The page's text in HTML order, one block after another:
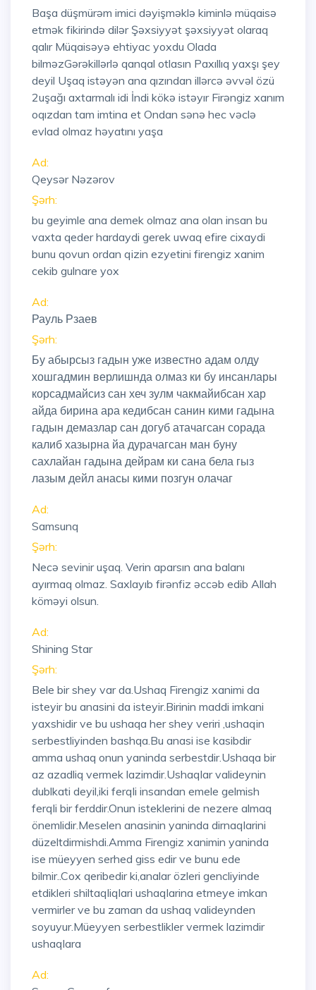
Başa düşmürəm imici dəyişməklə kiminlə müqaisə
etmək fikirində dilər Şəxsiyyət şəxsiyyət olaraq
qalır Müqaisəyə ehtiyac yoxdu Olada
bilməzGərəkillərlə qanqal otlasın Paxıllıq yaxşı şey
deyil Uşaq istəyən ana qızından illərcə əvvəl özü
2uşağı axtarmalı idi İndi kökə istəyır Firəngiz xanım
oqızdan tam imtina et Ondan sənə hec vəclə
evlad olmaz həyatını yaşa
Ad:
Qeysər Nəzərov
Şərh:
bu geyimle ana demek olmaz ana olan insan bu
vaxta qeder hardaydi gerek uwaq efire cixaydi
bunu qovun ordan qizin ezyetini firengiz xanim
cekib gulnare yox
Ad:
Рауль Рзаев
Şərh:
Бу абырсыз гадын уже известно адам олду
хошгадмин верлишнда олмаз ки бу инсанлары
корсадмайсиз сан хеч зулм чакмайибсан хар
айда бирина ара кедибсан санин кими гадына
гадын демазлар сан догуб атачагсан сорада
калиб хазырна йа дурачагсан ман буну
сахлайан гадына дейрам ки сана бела гыз
лазым дейл анасы кими позгун олачаг
Ad:
Samsunq
Şərh:
Necə sevinir uşaq. Verin aparsın ana balanı
ayırmaq olmaz. Saxlayıb firənfiz əccəb edib Allah
köməyi olsun.
Ad:
Shining Star
Şərh:
Bele bir shey var da.Ushaq Firengiz xanimi da
isteyir bu anasini da isteyir.Birinin maddi imkani
yaxshidir ve bu ushaqa her shey veriri ,ushaqin
serbestliyinden bashqa.Bu anasi ise kasibdir
amma ushaq onun yaninda serbestdir.Ushaqa bir
az azadliq vermek lazimdir.Ushaqlar valideynin
dublkati deyil,iki ferqli insandan emele gelmish
ferqli bir ferddir.Onun isteklerini de nezere almaq
önemlidir.Meselen anasinin yaninda dirnaqlarini
düzeltdirmishdi.Amma Firengiz xanimin yaninda
ise müeyyen serhed giss edir ve bunu ede
bilmir..Cox qeribedir ki,analar özleri gencliyinde
etdikleri shiltaqliqlari ushaqlarina etmeye imkan
vermirler ve bu zaman da ushaq valideynden
soyuyur.Müeyyen serbestlikler vermek lazimdir
ushaqlara
Ad: